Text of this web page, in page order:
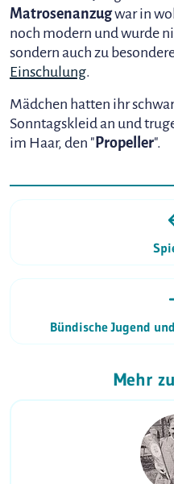
Matrosenanzugwar in
noch modern und wurde
sondern auch zu
Einschulung.
Mädchen hatten ihr
Sonntagskleid an und
im Haar, den "Propeller".
Bündische Jugend
Mehr